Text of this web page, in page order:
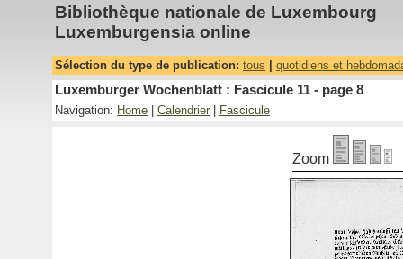
Bibliothèque nationale de Luxembourg
Luxemburgensia online
Sélection du type de publication: tous quotidiens et
Luxemburger Wochenblatt : Fascicule 11 - page 8
Navigation: Home Calendrier Fascicule
Zoom